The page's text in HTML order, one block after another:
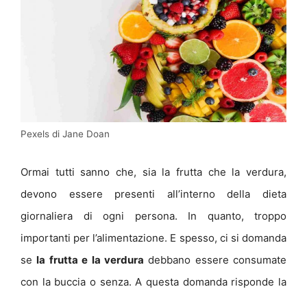
Pexels di Jane Doan
Ormai tutti sanno che, sia la frutta che la verdura,
devono essere presenti all’interno della dieta
giornaliera di ogni persona. In quanto, troppo
importanti per l’alimentazione. E spesso, ci si domanda
sela frutta e la verdura debbano essere consumate
con la buccia o senza. A questa domanda risponde la